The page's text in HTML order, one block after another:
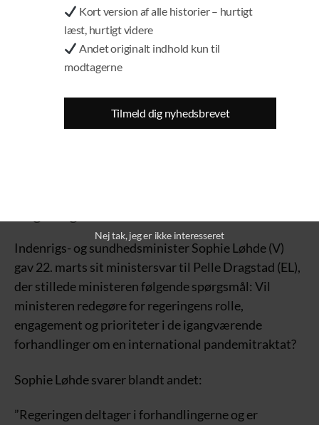
Indenrigs- og sundhedsminister Sophie Løhde (V)
gav 22. marts sit ministersvar til Pelle Dragstad (EL),
der stillede ministeren følgende spørgsmål: Vil
ministeren redegøre for regeringens rolle,
engagement og prioriteter i de igangværende
forhandlinger om en international pandemitraktat?
Sophie Løhde svarer blandt andet:
”Regeringen deltager i forhandlingerne og er
Kort version af alle historier – hurtigt
læst, hurtigt videre
Andet originalt indhold kun til
modtagerne
Tilmeld dig nyhedsbrevet
Nej tak, jeg er ikke interesseret